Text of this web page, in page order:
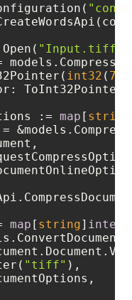
"Input.tiff"
int32 ( 75
ToInt32Pointer(
:= map [ string
map [ string]
"tiff" ),